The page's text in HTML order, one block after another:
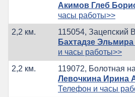
Акимов Глеб
часы работы>>
2,2 км.
115054, Зацепский
Бахтадзе
и часы работы>>
2,2 км.
119072, Болотная
Левочкина Ирина
Телефон и часы